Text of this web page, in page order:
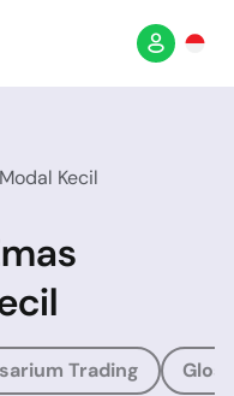
Kecil
Trading